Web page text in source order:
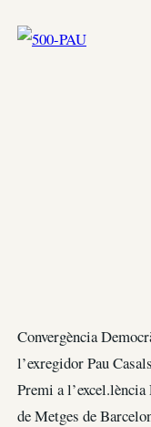
Convergència
l’exregidor Pau
Premi a
de Metges de